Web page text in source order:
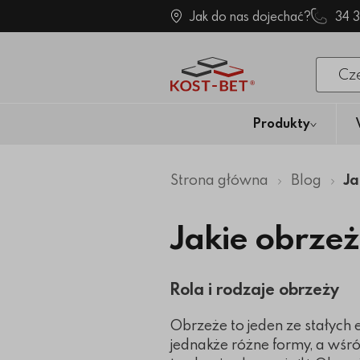
Jak do nas dojechać? 34
Po
Produkty
Strona główna Blog
Jakie
Rola i rodzaje obrzeży
Obrzeże to jeden ze
jednakże różne formy, a